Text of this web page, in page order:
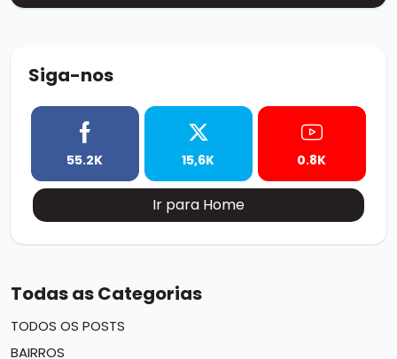
Siga-nos
55.2K 15,6K 0.8K
Ir para Home
Todas as Categorias
TODOS OS POSTS
BAIRROS